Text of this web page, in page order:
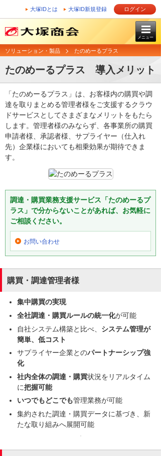
大塚IDとは 大塚ID新規登録 ログイン
メニュー
ソリューション・製品 たのめーるプラス
たのめーるプラス 導入メリット
「たのめーるプラス」は、お客様内の購買や調
達を取りまとめる管理者様をご支援するクラウ
ドサービスとしてさまざまなメリットをもたら
します。管理者様のみならず、各事業所の購買
申請者様、承認者様、サプライヤー（仕入れ
先）企業様においても相乗効果が期待できま
す。
調達・購買業務支援サービス「たのめーるプ
ラス」で分からないことがあれば、お気軽に
ご相談ください。
お問い合わせ
購買・調達管理者様
集中購買の実現
全社調達・購買ルールの統一化が可能
自社システム構築と比べ、 システム管理が
簡単、低コスト
サプライヤー企業とのパートナーシップ強
化
社内全体の調達・購買状況をリアルタイム
に把握可能
いつでもどこでも管理業務が可能
集約された調達・購買データに基づき、新
たな取り組みへ展開可能